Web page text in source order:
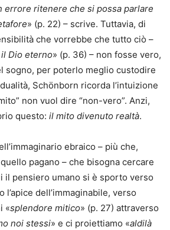
errore ritenere che si possa parlare
» (p. 22) – scrive. Tuttavia, di
che vorrebbe che tutto ciò –
Dio eterno» (p. 36) – non fosse vero,
sogno, per poterlo meglio custodire
Schönborn ricorda l’intuizione
non vuol dire “non-vero”. Anzi,
questo: il mito divenuto realtà.
ebraico – più che,
pagano – che bisogna cercare
il pensiero umano si è sporto verso
l’apice dell’immaginabile, verso
«splendore mitico» (p. 27) attraverso
noi stessi» e ci proiettiamo «aldilà